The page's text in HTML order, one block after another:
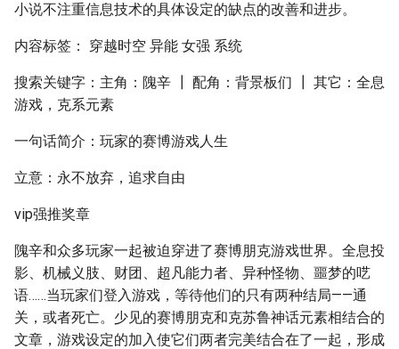
小说不注重信息技术的具体设定的缺点的改善和进步。
内容标签： 穿越时空 异能 女强 系统
搜索关键字：主角：隗辛 ┃ 配角：背景板们 ┃ 其它：全息
游戏，克系元素
一句话简介：玩家的赛博游戏人生
立意：永不放弃，追求自由
vip强推奖章
隗辛和众多玩家一起被迫穿进了赛博朋克游戏世界。全息投
影、机械义肢、财团、超凡能力者、异种怪物、噩梦的呓
语……当玩家们登入游戏，等待他们的只有两种结局——通
关，或者死亡。少见的赛博朋克和克苏鲁神话元素相结合的
文章，游戏设定的加入使它们两者完美结合在了一起，形成